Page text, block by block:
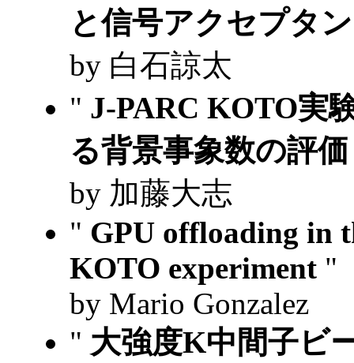
と信号アクセプタ
by 白石諒太
" J-PARC KOTO実
る背景事象数の評
by 加藤大志
" GPU offloading in
KOTO experiment "
by Mario Gonzalez
" 大強度K中間子ビ